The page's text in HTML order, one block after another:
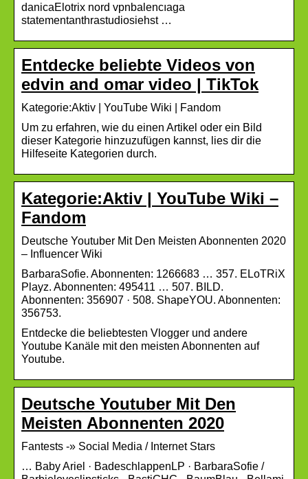
danicaElotrix nord vpnbalencıaga
statementanthrastudiosiehst …
Entdecke beliebte Videos von
edvin and omar video | TikTok
Kategorie:Aktiv | YouTube Wiki | Fandom
Um zu erfahren, wie du einen Artikel oder ein Bild
dieser Kategorie hinzuzufügen kannst, lies dir die
Hilfeseite Kategorien durch.
Kategorie:Aktiv | YouTube Wiki –
Fandom
Deutsche Youtuber Mit Den Meisten Abonnenten 2020
– Influencer Wiki
BarbaraSofie. Abonnenten: 1266683 … 357. ELoTRiX
Playz. Abonnenten: 495411 … 507. BILD.
Abonnenten: 356907 · 508. ShapeYOU. Abonnenten:
356753.
Entdecke die beliebtesten Vlogger und andere
Youtube Kanäle mit den meisten Abonnenten auf
Youtube.
Deutsche Youtuber Mit Den
Meisten Abonnenten 2020
Fantests -» Social Media / Internet Stars
… Baby Ariel · BadeschlappenLP · BarbaraSofie /